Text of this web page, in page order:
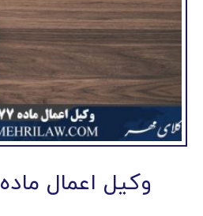
وکیل اعمال ماده 477 تهران